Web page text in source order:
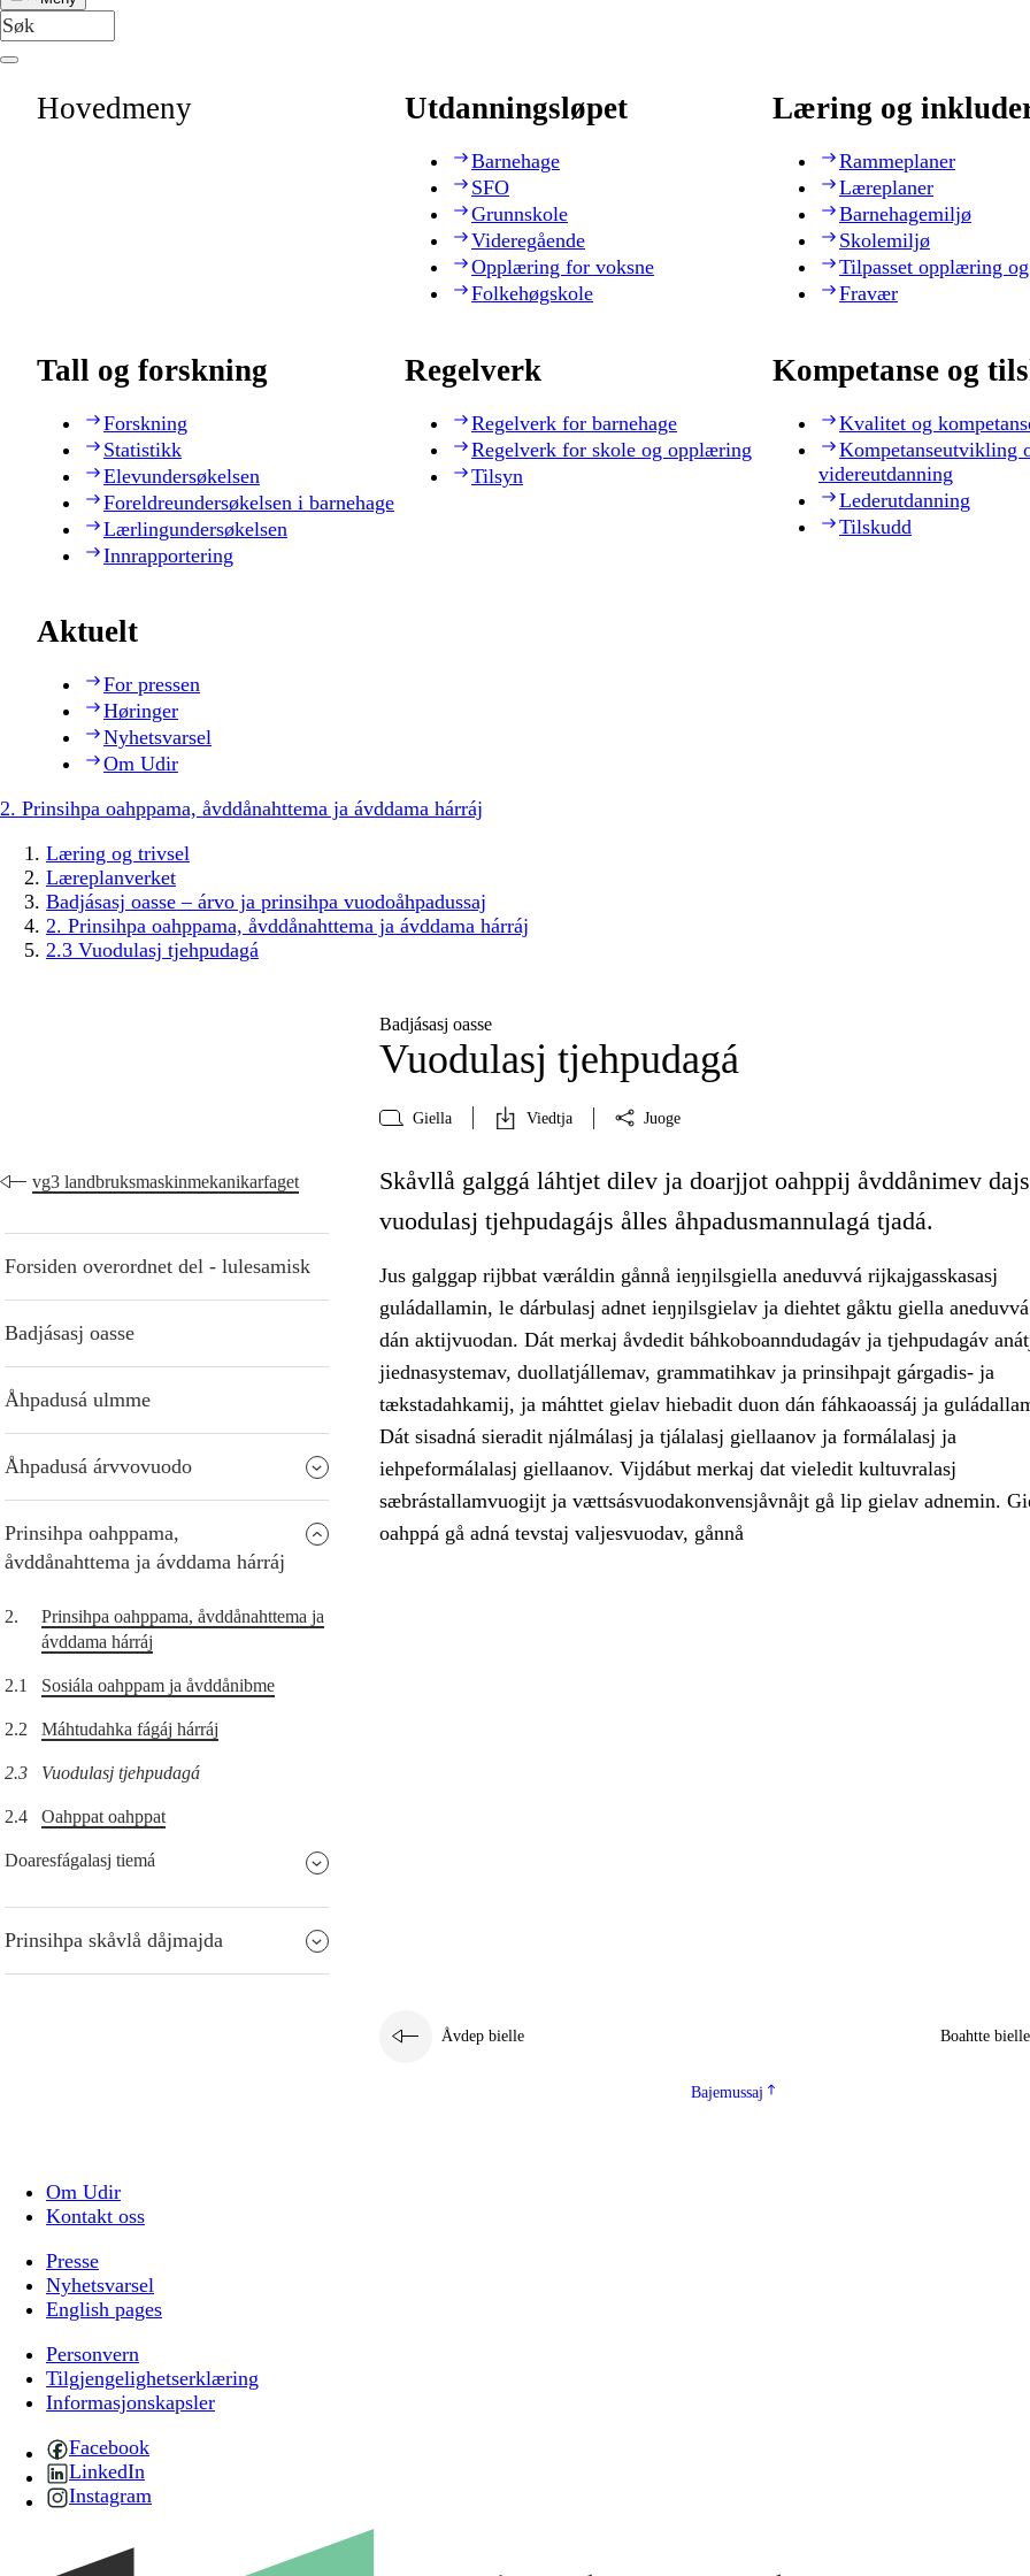
Hovedmeny Utdanningsløpet
Barnehage
SFO
Grunnskole
Videregående
Opplæring for voksne
Folkehøgskole
Læring og
Rammeplaner
Læreplaner
Barnehagemiljø
Skolemiljø
Tilpasset opplæring
Fravær
Tall og forskning
Forskning
Statistikk
Elevundersøkelsen
Foreldreundersøkelsen i barnehage
Lærlingundersøkelsen
Innrapportering
Regelverk
Regelverk for barnehage
Regelverk for skole og opplæring
Tilsyn
Kompetanse og
Kvalitet og
Kompetanseutvikling
videreutdanning
Lederutdanning
Tilskudd
Aktuelt
For pressen
Høringer
Nyhetsvarsel
Om Udir
2. Prinsihpa oahppama, åvddånahttema ja ávddama hárráj
Læring og trivsel
Læreplanverket
Badjásasj oasse – árvo ja prinsihpa vuodoåhpadussaj
2. Prinsihpa oahppama, åvddånahttema ja ávddama hárráj
2.3 Vuodulasj tjehpudagá
Badjásasj oasse
Vuodulasj tjehpudagá
Giella Viedtja Juoge
vg3 landbruksmaskinmekanikarfaget
Forsiden overordnet del - lulesamisk
Badjásasj oasse
Åhpadusá ulmme
Åhpadusá árvvovuodo
Prinsihpa oahppama,
åvddånahttema ja ávddama hárráj
2.
Prinsihpa oahppama, åvddånahttema ja
ávddama hárráj
2.1 Sosiála oahppam ja åvddånibme
2.2 Máhtudahka fágáj hárráj
2.3 Vuodulasj tjehpudagá
2.4 Oahppat oahppat
Doaresfágalasj tiemá
Prinsihpa skåvlå dåjmajda
Skåvllå galggá láhtjet dilev ja doarjjot oahppij åvddånimev
vuodulasj tjehpudagájs ålles åhpadusmannulagá tjadá.
Jus galggap rijbbat væráldin gånnå ieŋŋilsgiella aneduvvá rijkajgasskasasj
guládallamin, le dárbulasj adnet ieŋŋilsgielav ja diehtet gåktu giella
dán aktijvuodan. Dát merkaj åvdedit báhkoboanndudagáv ja tjehpudagáv
jiednasystemav, duollatjállemav, grammatihkav ja prinsihpajt gárgadis- ja
tækstadahkamij, ja máhttet gielav hiebadit duon dán fáhkaoassáj ja
Dát sisadná sieradit njálmálasj ja tjálalasj giellaanov ja formálalasj ja
iehpeformálalasj giellaanov. Vijdábut merkaj dat vieledit kultuvralasj
sæbrástallamvuogijt ja vættsásvuodakonvensjåvnåjt gå lip gielav adnemin.
oahppá gå adná tevstaj valjesvuodav, gånnå
Åvdep bielle Boahtte bielle
Bajemussaj
Om Udir
Kontakt oss
Presse
Nyhetsvarsel
English pages
Personvern
Tilgjengelighetserklæring
Informasjonskapsler
Facebook
LinkedIn
Instagram